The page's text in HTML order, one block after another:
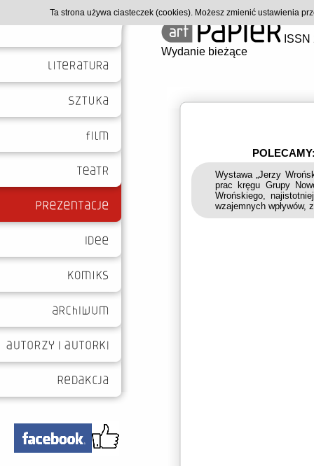
Wydanie bieżące
Wystawa „Jerzy
prac kręgu Grupy
Wrońskiego,
wzajemnych wpływów,
Ta strona używa ciasteczek (cookies). Możesz zmienić ustawienia